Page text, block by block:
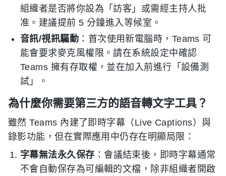
組織者是否將你設為「訪客」或需經主持人批
准。建議提前 5 分鐘進入等候室。
音訊/視訊驅動 ：首次使用新電腦時，Teams 可
能會要求麥克風權限。請在系統設定中確認
Teams 擁有存取權，並在加入前進行「設備測
試」。
為什麼你需要第三方的語音轉文字工具？
雖然 Teams 內建了即時字幕（Live Captions）與
錄影功能，但在實際應用中仍存在明顯局限：
字幕無法永久保存 ：會議結束後，即時字幕通常
不會自動保存為可編輯的文檔，除非組織者開啟